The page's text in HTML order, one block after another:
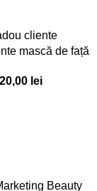
mască de față
lei
Beauty